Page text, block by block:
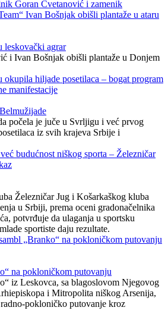
leskovački agrar
i Ivan Bošnjak obišli plantaže u Donjem
počela je juče u Svrljigu i već prvog
iz svih krajeva Srbije i
Železničar Jug i Košarkaškog kluba
u Srbiji, prema oceni gradonačelnika
potvrđuje da ulaganja u sportsku
sportiste daju rezultate.
na pokloničkom putovanju
iz Leskovca, sa blagoslovom Njegovog
i Mitropolita niškog Arsenija,
pokloničko putovanje kroz